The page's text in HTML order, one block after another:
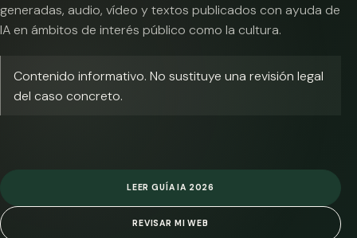
generadas, audio, vídeo y textos publicados con ayuda de
IA en ámbitos de interés público como la cultura.
Contenido informativo. No sustituye una revisión legal
del caso concreto.
LEER GUÍA IA 2026
REVISAR MI WEB